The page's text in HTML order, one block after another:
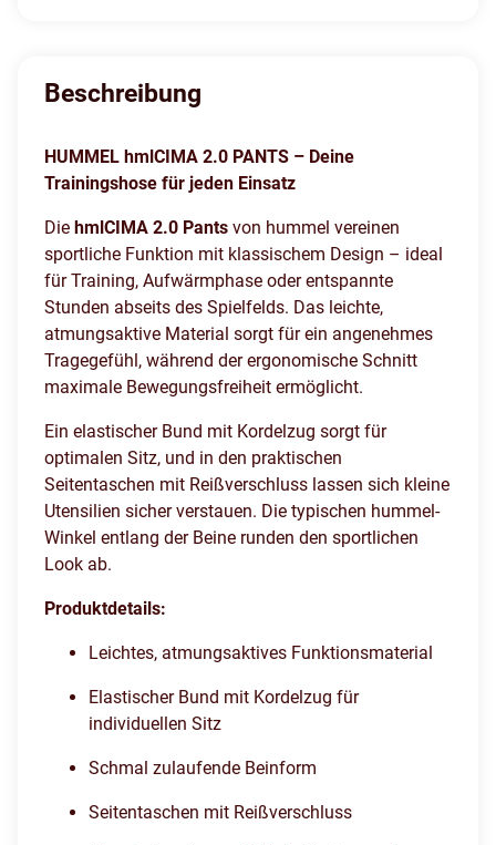
Beschreibung
HUMMEL hmlCIMA 2.0 PANTS – Deine
Trainingshose für jeden Einsatz
Die hmlCIMA 2.0 Pants von hummel vereinen
sportliche Funktion mit klassischem Design – ideal
für Training, Aufwärmphase oder entspannte
Stunden abseits des Spielfelds. Das leichte,
atmungsaktive Material sorgt für ein angenehmes
Tragegefühl, während der ergonomische Schnitt
maximale Bewegungsfreiheit ermöglicht.
Ein elastischer Bund mit Kordelzug sorgt für
optimalen Sitz, und in den praktischen
Seitentaschen mit Reißverschluss lassen sich kleine
Utensilien sicher verstauen. Die typischen hummel-
Winkel entlang der Beine runden den sportlichen
Look ab.
Produktdetails:
Leichtes, atmungsaktives Funktionsmaterial
Elastischer Bund mit Kordelzug für
individuellen Sitz
Schmal zulaufende Beinform
Seitentaschen mit Reißverschluss